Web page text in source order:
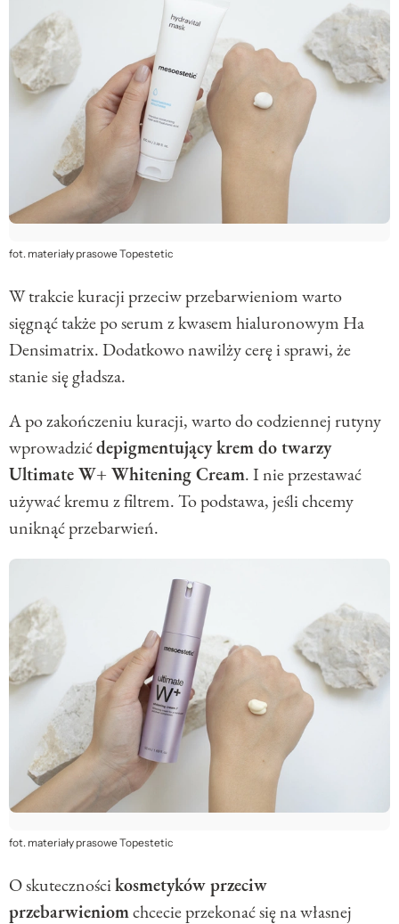
fot. materiały prasowe Topestetic
W trakcie kuracji przeciw przebarwieniom warto
sięgnąć także po serum z kwasem hialuronowym Ha
Densimatrix. Dodatkowo nawilży cerę i sprawi, że
stanie się gładsza.
A po zakończeniu kuracji, warto do codziennej rutyny
wprowadzićdepigmentujący krem do twarzy
Ultimate W+ Whitening Cream. I nie przestawać
używać kremu z filtrem. To podstawa, jeśli chcemy
uniknąć przebarwień.
fot. materiały prasowe Topestetic
O skutecznościkosmetyków przeciw
przebarwieniomchcecie przekonać się na własnej